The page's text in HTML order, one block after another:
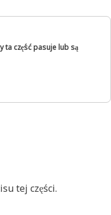
ta część pasuje lub są
tej części.